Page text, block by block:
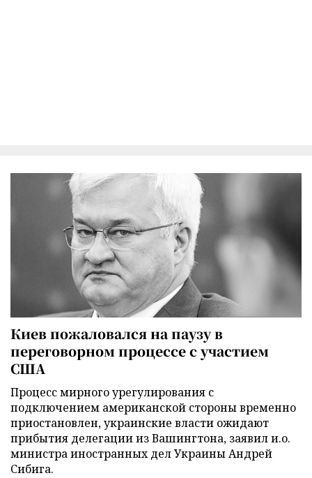
Киев пожаловался на паузу в
переговорном процессе с участием
США
Процесс мирного урегулирования с
подключением американской стороны временно
приостановлен, украинские власти ожидают
прибытия делегации из Вашингтона, заявил и.о.
министра иностранных дел Украины Андрей
Сибига.